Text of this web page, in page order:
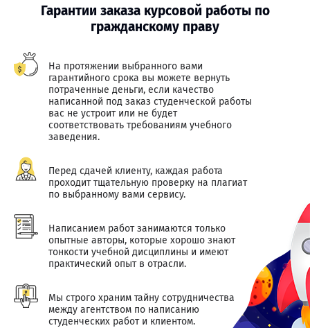
Гарантии заказа курсовой работы по
гражданскому праву
На протяжении выбранного вами
гарантийного срока вы можете вернуть
потраченные деньги, если качество
написанной под заказ студенческой работы
вас не устроит или не будет
соответствовать требованиям учебного
заведения.
Перед сдачей клиенту, каждая работа
проходит тщательную проверку на плагиат
по выбранному вами сервису.
Написанием работ занимаются только
опытные авторы, которые хорошо знают
тонкости учебной дисциплины и имеют
практический опыт в отрасли.
Мы строго храним тайну сотрудничества
между агентством по написанию
студенческих работ и клиентом.